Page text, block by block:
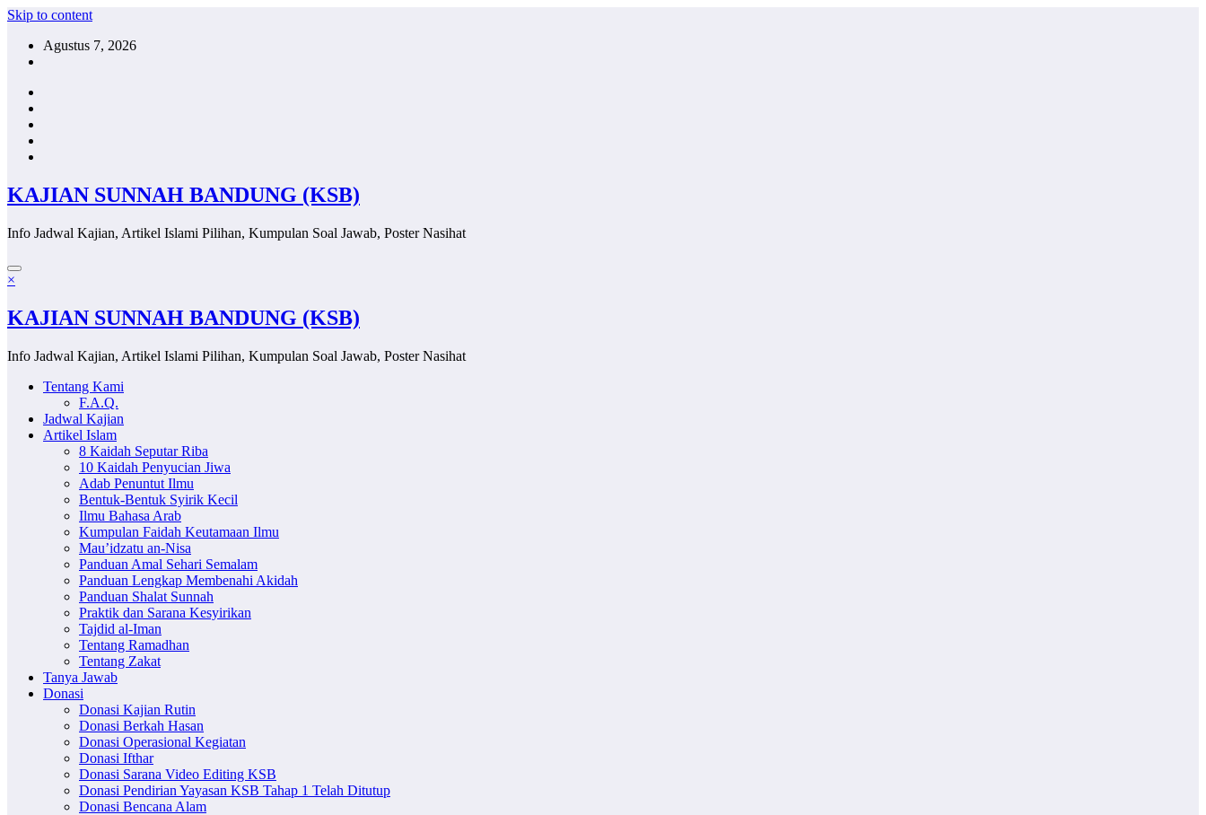
Skip to content
Agustus 7, 2026
KAJIAN SUNNAH BANDUNG (KSB)
Info Jadwal Kajian, Artikel Islami Pilihan, Kumpulan Soal Jawab, Poster Nasihat
×
KAJIAN SUNNAH BANDUNG (KSB)
Info Jadwal Kajian, Artikel Islami Pilihan, Kumpulan Soal Jawab, Poster Nasihat
Tentang Kami
F.A.Q.
Jadwal Kajian
Artikel Islam
8 Kaidah Seputar Riba
10 Kaidah Penyucian Jiwa
Adab Penuntut Ilmu
Bentuk-Bentuk Syirik Kecil
Ilmu Bahasa Arab
Kumpulan Faidah Keutamaan Ilmu
Mau’idzatu an-Nisa
Panduan Amal Sehari Semalam
Panduan Lengkap Membenahi Akidah
Panduan Shalat Sunnah
Praktik dan Sarana Kesyirikan
Tajdid al-Iman
Tentang Ramadhan
Tentang Zakat
Tanya Jawab
Donasi
Donasi Kajian Rutin
Donasi Berkah Hasan
Donasi Operasional Kegiatan
Donasi Ifthar
Donasi Sarana Video Editing KSB
Donasi Pendirian Yayasan KSB Tahap 1 Telah Ditutup
Donasi Bencana Alam